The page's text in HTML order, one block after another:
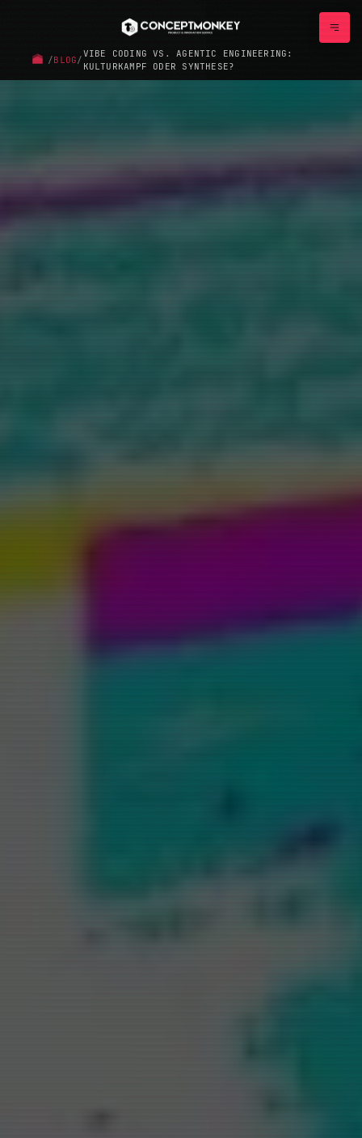
/BLOG /
VIBE CODING VS. AGENTIC ENGINEERING:
KULTURKAMPF ODER SYNTHESE?